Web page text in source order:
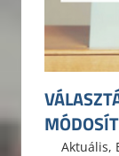
2020.
ELTE ÁJK
Aktuális,